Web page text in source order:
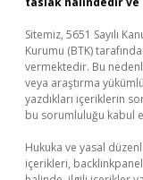
Sitemiz, 5651 Sayılı
Kurumu (BTK)
vermektedir. Bu
veya araştırma
yazdıkları içeriklerin
bu sorumluluğu kabul
Hukuka ve yasal
içerikleri,